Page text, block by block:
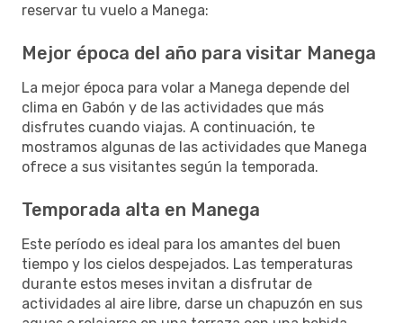
reservar tu vuelo a Manega:
Mejor época del año para visitar Manega
La mejor época para volar a Manega depende del
clima en Gabón y de las actividades que más
disfrutes cuando viajas. A continuación, te
mostramos algunas de las actividades que Manega
ofrece a sus visitantes según la temporada.
Temporada alta en Manega
Este período es ideal para los amantes del buen
tiempo y los cielos despejados. Las temperaturas
durante estos meses invitan a disfrutar de
actividades al aire libre, darse un chapuzón en sus